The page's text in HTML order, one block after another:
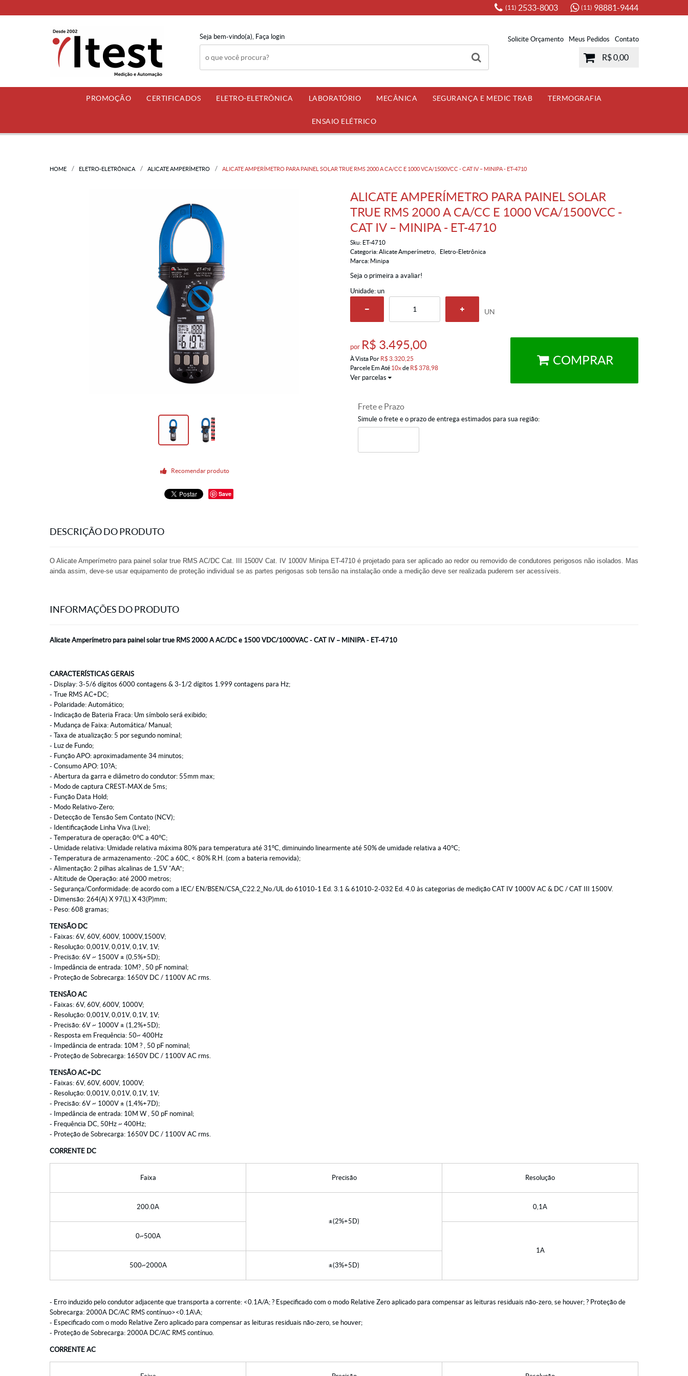
(11) 2533-8003 (11) 98881-9444
Seja bem-vindo(a), Faça login Solicite Orçamento Meus Pedidos Contato
R$ 0,00
PROMOÇÃO CERTIFICADOS ELETRO-ELETRÔNICA LABORATÓRIO MECÂNICA SEGURANÇA E MEDIC TRAB TERMOGRAFIA
ENSAIO ELÉTRICO
HOME ELETRO-ELETRÔNICA ALICATE AMPERÍMETRO ALICATE AMPERÍMETRO PARA PAINEL SOLAR TRUE RMS 2000 A CA/CC E 1000 VCA/1500VCC - CAT IV – MINIPA - ET-4710
Recomendar produto
Save
ALICATE AMPERÍMETRO PARA PAINEL SOLAR
TRUE RMS 2000 A CA/CC E 1000 VCA/1500VCC -
CAT IV – MINIPA - ET-4710
Sku: ET-4710
Categoria:Alicate Amperímetro
Eletro-Eletrônica
Marca: Minipa
Seja o primeira a avaliar!
Unidade: un
UN
por R$ 3.495,00
À Vista Por R$ 3.320,25
Parcele Em Até 10xde R$ 378,98
Ver parcelas
COMPRAR
Frete e Prazo
Simule o frete e o prazo de entrega estimados para sua região:
DESCRIÇÃO DO PRODUTO
O Alicate Amperímetro para painel solar true RMS AC/DC Cat. III 1500V Cat. IV 1000V Minipa ET-4710 é projetado para ser aplicado ao redor ou removido de condutores perigosos não isolados. Mas
ainda assim, deve-se usar equipamento de proteção individual se as partes perigosas sob tensão na instalação onde a medição deve ser realizada puderem ser acessíveis.
INFORMAÇÕES DO PRODUTO
Alicate Amperímetro para painel solar true RMS 2000 A AC/DC e 1500 VDC/1000VAC - CAT IV – MINIPA - ET-4710
CARACTERÍSTICAS GERAIS
- Display: 3-5/6 dígitos 6000 contagens & 3-1/2 dígitos 1.999 contagens para Hz;
- True RMS AC+DC;
- Polaridade: Automático;
- Indicação de Bateria Fraca: Um símbolo será exibido;
- Mudança de Faixa: Automática/ Manual;
- Taxa de atualização: 5 por segundo nominal;
- Luz de Fundo;
- Função APO: aproximadamente 34 minutos;
- Consumo APO: 10?A;
- Abertura da garra e diâmetro do condutor: 55mm max;
- Modo de captura CREST-MAX de 5ms;
- Função Data Hold;
- Modo Relativo-Zero;
- Detecção de Tensão Sem Contato (NCV);
- Identificaçãode Linha Viva (Live);
- Temperatura de operação: 0°C a 40°C;
- Umidade relativa: Umidade relativa máxima 80% para temperatura até 31°C, diminuindo linearmente até 50% de umidade relativa a 40°C;
- Temperatura de armazenamento: -20C a 60C, < 80% R.H. (com a bateria removida);
- Alimentação: 2 pilhas alcalinas de 1,5V “AA”;
- Altitude de Operação: até 2000 metros;
- Segurança/Conformidade: de acordo com a IEC/ EN/BSEN/CSA_C22.2_No./UL do 61010-1 Ed. 3.1 & 61010-2-032 Ed. 4.0 às categorias de medição CAT IV 1000V AC & DC / CAT III 1500V.
- Dimensão: 264(A) X 97(L) X 43(P)mm;
- Peso: 608 gramas;
TENSÃO DC
- Faixas: 6V, 60V, 600V, 1000V,1500V;
- Resolução: 0,001V, 0,01V, 0,1V, 1V;
- Precisão: 6V ~ 1500V ± (0,5%+5D);
- Impedância de entrada: 10M? , 50 pF nominal;
- Proteção de Sobrecarga: 1650V DC / 1100V AC rms.
TENSÃO AC
- Faixas: 6V, 60V, 600V, 1000V;
- Resolução: 0,001V, 0,01V, 0,1V, 1V;
- Precisão: 6V ~ 1000V ± (1,2%+5D);
- Resposta em Frequência: 50~ 400Hz
- Impedância de entrada: 10M ? , 50 pF nominal;
- Proteção de Sobrecarga: 1650V DC / 1100V AC rms.
TENSÃO AC+DC
- Faixas: 6V, 60V, 600V, 1000V;
- Resolução: 0,001V, 0,01V, 0,1V, 1V;
- Precisão: 6V ~ 1000V ± (1,4%+7D);
- Impedância de entrada: 10M W , 50 pF nominal;
- Frequência DC, 50Hz ~ 400Hz;
- Proteção de Sobrecarga: 1650V DC / 1100V AC rms.
CORRENTE DC
Faixa Precisão Resolução
200.0A
±(2%+5D)
0,1A
0~500A
1A
500~2000A
±(3%+5D)
- Erro induzido pelo condutor adjacente que transporta a corrente: <0.1A/A; ? Especificado com o modo Relative Zero aplicado para compensar as leituras residuais não-zero, se houver; ? Proteção de
Sobrecarga: 2000A DC/AC RMS contínuo><0.1A\A;
- Especificado com o modo Relative Zero aplicado para compensar as leituras residuais não-zero, se houver;
- Proteção de Sobrecarga: 2000A DC/AC RMS contínuo.
CORRENTE AC